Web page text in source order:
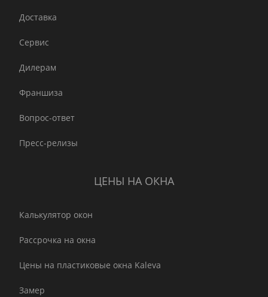
Доставка
Сервис
Дилерам
Франшиза
Вопрос-ответ
Пресс-релизы
ЦЕНЫ НА ОКНА
Калькулятор окон
Рассрочка на окна
Цены на пластиковые окна Kaleva
Замер